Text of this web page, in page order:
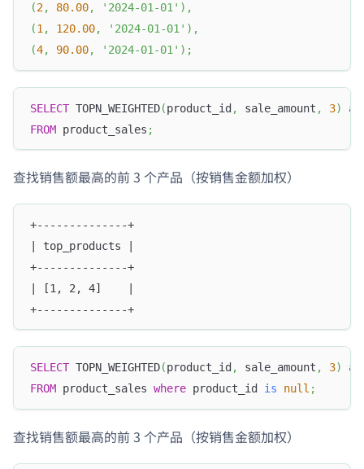
(2, 80.00, '2024-01-01' ) ,
(1, 120.00, '2024-01-01' ) ,
(4, 90.00, '2024-01-01' ) ;
SELECT TOPN_WEIGHTED(product_id, sale_amount , 3) as
FROM product_sales ;
查找销售额最高的前 3 个产品（按销售金额加权）
+--------------+
| top_products |
+--------------+
| [1, 2, 4]    |
+--------------+
SELECT TOPN_WEIGHTED(product_id , sale_amount , 3) as
FROM product_sales where product_id is null ;
查找销售额最高的前 3 个产品（按销售金额加权）